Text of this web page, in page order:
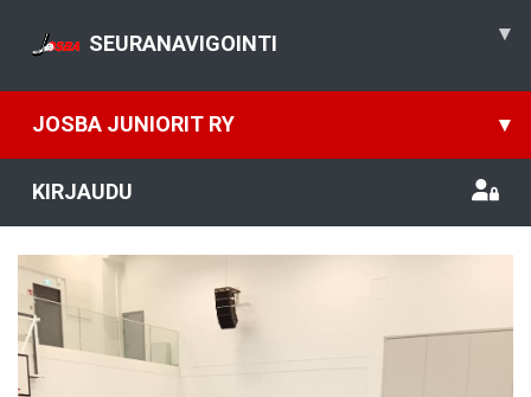
SEURANAVIGOINTI ▾
JOSBA JUNIORIT RY ▾
KIRJAUDU